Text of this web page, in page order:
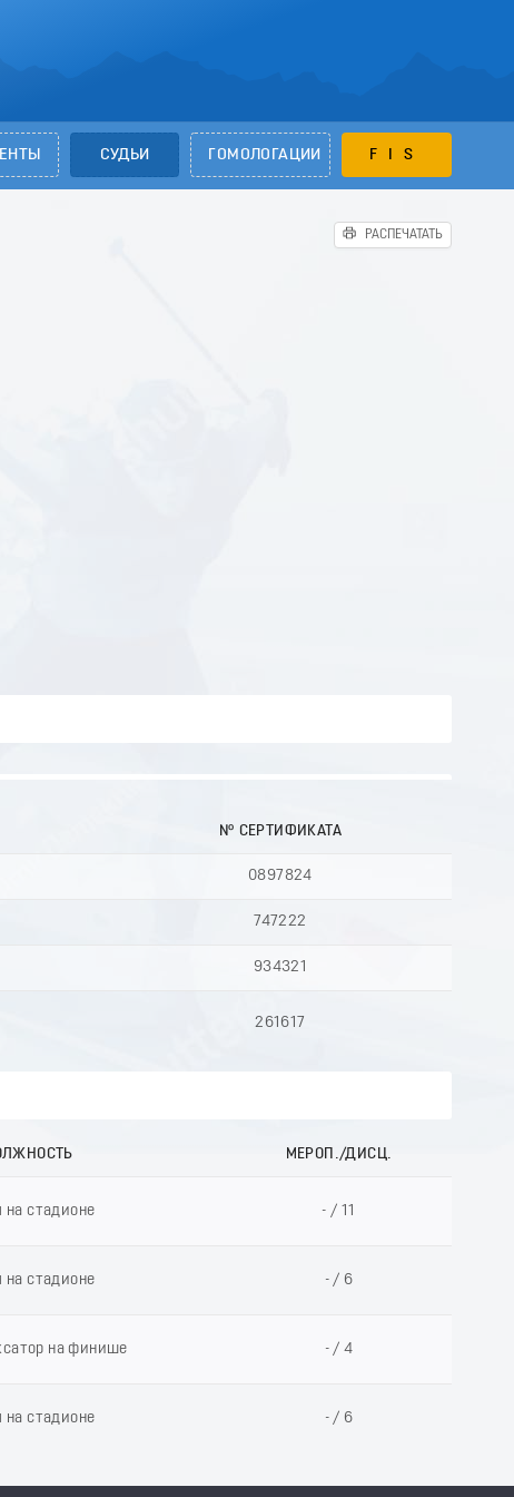
СУДЬИ ГОМОЛОГАЦИИ FIS
РАСПЕЧАТАТЬ
№ СЕРТИФИКАТА
0897824
747222
934321
261617
МЕРОП./ДИСЦ.
на стадионе - / 11
на стадионе - / 6
на финише - / 4
на стадионе - / 6